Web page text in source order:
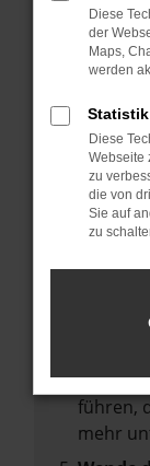
Prüfe
Fenster?
Starte
Das
Stelle
führen,
mehr
Diese
der
Maps,
werden
Diese
Webseite
zu
die von
Sie auf
zu